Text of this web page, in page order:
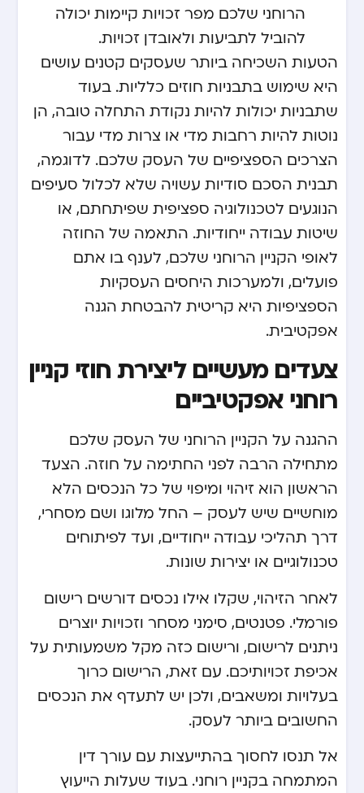
הרוחני שלכם מפר זכויות קיימות יכולה
להוביל לתביעות ולאובדן זכויות.
הטעות השכיחה ביותר שעסקים קטנים עושים
היא שימוש בתבניות חוזים כלליות. בעוד
שתבניות יכולות להיות נקודת התחלה טובה, הן
נוטות להיות רחבות מדי או צרות מדי עבור
הצרכים הספציפיים של העסק שלכם. לדוגמה,
תבנית הסכם סודיות עשויה שלא לכלול סעיפים
הנוגעים לטכנולוגיה ספציפית שפיתחתם, או
שיטות עבודה ייחודיות. התאמה של החוזה
לאופי הקניין הרוחני שלכם, לענף בו אתם
פועלים, ולמערכות היחסים העסקיות
הספציפיות היא קריטית להבטחת הגנה
אפקטיבית.
צעדים מעשיים ליצירת חוזי קניין
רוחני אפקטיביים
ההגנה על הקניין הרוחני של העסק שלכם
מתחילה הרבה לפני החתימה על חוזה. הצעד
הראשון הוא זיהוי ומיפוי של כל הנכסים הלא
מוחשיים שיש לעסק – החל מלוגו ושם מסחרי,
דרך תהליכי עבודה ייחודיים, ועד לפיתוחים
טכנולוגיים או יצירות שונות.
לאחר הזיהוי, שקלו אילו נכסים דורשים רישום
פורמלי. פטנטים, סימני מסחר וזכויות יוצרים
ניתנים לרישום, ורישום כזה מקל משמעותית על
אכיפת זכויותיכם. עם זאת, הרישום כרוך
בעלויות ומשאבים, ולכן יש לתעדף את הנכסים
החשובים ביותר לעסק.
אל תנסו לחסוך בהתייעצות עם עורך דין
המתמחה בקניין רוחני. בעוד שעלות הייעוץ